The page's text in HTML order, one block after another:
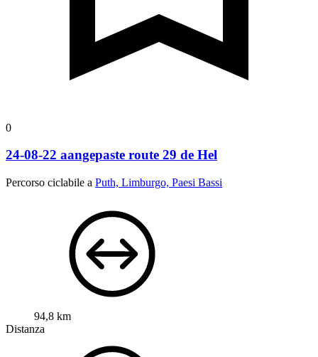
0
24-08-22 aangepaste route 29 de Hel
Percorso ciclabile a Puth, Limburgo, Paesi Bassi
94,8 km
Distanza